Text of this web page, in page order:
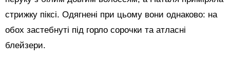
стрижку піксі. Одягнені при цьому вони однаково: на
обох застебнуті під горло сорочки та атласні
блейзери.